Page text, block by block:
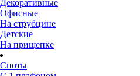
Декоративные
Офисные
На струбцине
Детские
На прищепке
Споты